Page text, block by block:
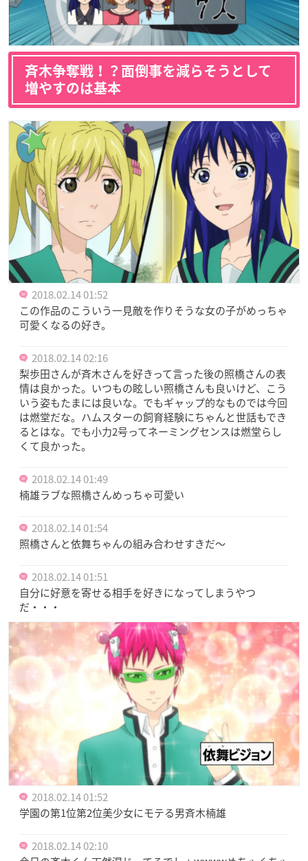
斉木争奪戦！？面倒事を減らそうとして
増やすのは基本
2018.02.14 01:52
この作品のこういう一見敵を作りそうな女の子がめっちゃ
可愛くなるの好き。
2018.02.14 02:16
梨歩田さんが斉木さんを好きって言った後の照橋さんの表
情は良かった。いつもの眩しい照橋さんも良いけど、こう
いう姿もたまには良いな。でもギャップ的なものでは今回
は燃堂だな。ハムスターの飼育経験にちゃんと世話もでき
るとはな。でも小力2号ってネーミングセンスは燃堂らし
くて良かった。
2018.02.14 01:49
楠雄ラブな照橋さんめっちゃ可愛い
2018.02.14 01:54
照橋さんと依舞ちゃんの組み合わせすきだ〜
2018.02.14 01:51
自分に好意を寄せる相手を好きになってしまうやつ
だ・・・
2018.02.14 01:52
学園の第1位第2位美少女にモテる男斉木楠雄
2018.02.14 02:10